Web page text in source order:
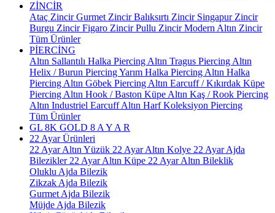
ZİNCİR
Ataç ZincirGurmet ZincirBalıksırtı Zincir Singapur Zincir
Burgu ZincirFigaro ZincirPullu ZincirModern Altın Zincir
Tüm Ürünler
PİERCİNG
Altın Sallantılı Halka Piercing Altın Tragus Piercing Altın
Helix / Burun PiercingYarım Halka Piercing Altın Halka
Piercing Altın Göbek Piercing Altın Earcuff / Kıkırdak Küpe
Piercing Altın Hook / Baston Küpe Altın Kaş / Rook Piercing
Altın Industriel EarcuffAltın Harf Koleksiyon Piercing
Tüm Ürünler
GL 8K GOLD 8 A Y A R
22 Ayar Ürünleri
22 Ayar Altın Yüzük 22 Ayar Altın Kolye 22 Ayar Ajda
Bilezikler 22 Ayar Altın Küpe 22 Ayar Altın Bileklik
Oluklu Ajda Bilezik
Zikzak Ajda Bilezik
Gurmet Ajda Bilezik
Müjde Ajda Bilezik